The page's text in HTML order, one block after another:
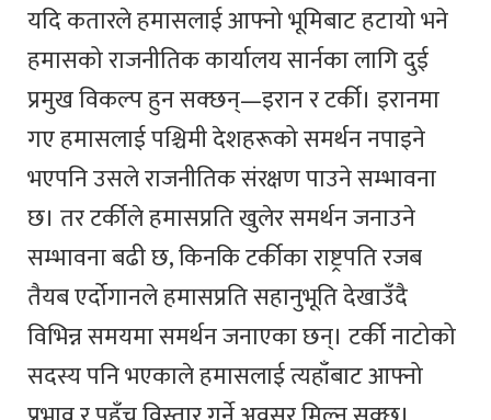
यदि कतारले हमासलाई आफ्नो भूमिबाट हटायो भने
हमासको राजनीतिक कार्यालय सार्नका लागि दुई
प्रमुख विकल्प हुन सक्छन्—इरान र टर्की। इरानमा
गए हमासलाई पश्चिमी देशहरूको समर्थन नपाइने
भएपनि उसले राजनीतिक संरक्षण पाउने सम्भावना
छ। तर टर्कीले हमासप्रति खुलेर समर्थन जनाउने
सम्भावना बढी छ, किनकि टर्कीका राष्ट्रपति रजब
तैयब एर्दोगानले हमासप्रति सहानुभूति देखाउँदै
विभिन्न समयमा समर्थन जनाएका छन्। टर्की नाटोको
सदस्य पनि भएकाले हमासलाई त्यहाँबाट आफ्नो